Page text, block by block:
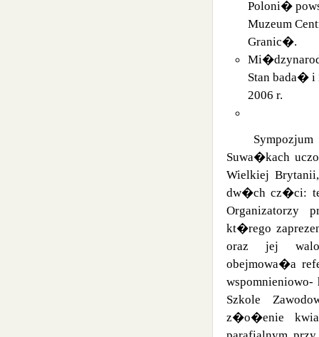
Poloni�
Muzeum
Granic�.
Stan bada�
2006 r.
Suwa�kach
Wielkiej
dw�ch cz�ci:
Organizatorzy
kt�rego
oraz jej
obejmowa�a
Szkole
z�o�enie